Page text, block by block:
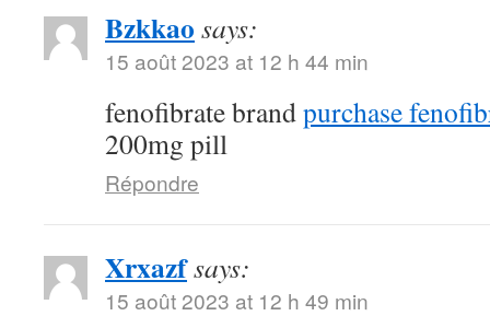
Bzkkao says:
15 août 2023 at 12 h 44 min
fenofibrate brandpurchase
200mg pill
Répondre
Xrxazfsays:
15 août 2023 at 12 h 49 min